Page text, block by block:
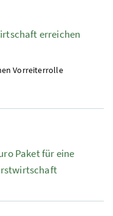
erreichen
Vorreiterrolle
Paket für eine